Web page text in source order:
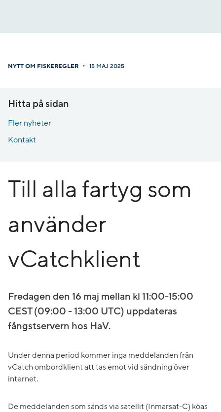
NYTT OM FISKEREGLER • 15 MAJ 2025
Hitta på sidan
Fler nyheter
Kontakt
Till alla fartyg som
använder
vCatchklient
Fredagen den 16 maj mellan kl 11:00-15:00
CEST (09:00 - 13:00 UTC) uppdateras
fångstservern hos HaV.
Under denna period kommer inga meddelanden från
vCatch ombordklient att tas emot vid sändning över
internet.
De meddelanden som sänds via satellit (Inmarsat-C) köas